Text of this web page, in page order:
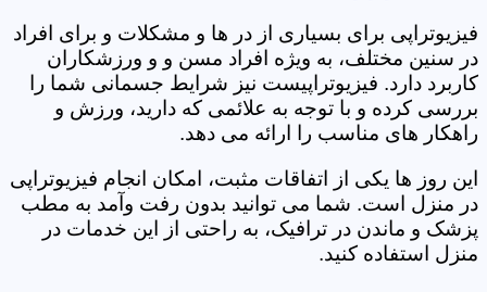
فیزیوتراپی برای بسیاری از در ها و مشکلات و برای افراد
در سنین مختلف، به ویژه افراد مسن و و ورزشکاران
کاربرد دارد. فیزیوتراپیست نیز شرایط جسمانی شما را
بررسی کرده و با توجه به علائمی که دارید، ورزش و
راهکار های مناسب را ارائه می دهد.
این روز ها یکی از اتفاقات مثبت، امکان انجام فیزیوتراپی
در منزل است. شما می توانید بدون رفت وآمد به مطب
پزشک و ماندن در ترافیک، به راحتی از این خدمات در
منزل استفاده کنید.